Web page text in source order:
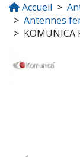
Accueil
Antennes
KOMUNICA